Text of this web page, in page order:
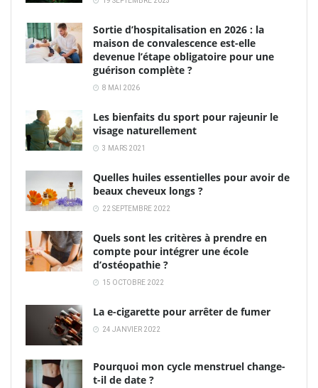
Sortie d’hospitalisation en 2026 : la
maison de convalescence est-elle
devenue l’étape obligatoire pour une
guérison complète ?
8 MAI 2026
Les bienfaits du sport pour rajeunir le
visage naturellement
3 MARS 2021
Quelles huiles essentielles pour avoir de
beaux cheveux longs ?
22 SEPTEMBRE 2022
Quels sont les critères à prendre en
compte pour intégrer une école
d’ostéopathie ?
15 OCTOBRE 2022
La e-cigarette pour arrêter de fumer
24 JANVIER 2022
Pourquoi mon cycle menstruel change-
t-il de date ?